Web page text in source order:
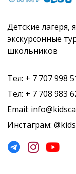
Детские
экскурсонные
школьников
Тел: + 7 707 998
Тел: + 7 708 983
Email:
Инстаграм: